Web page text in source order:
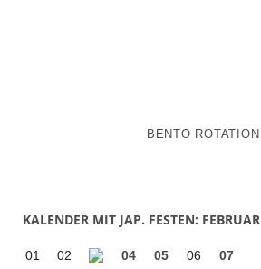
BENTO ROTATION
KALENDER MIT JAP. FESTEN: FEBRUAR
01 02 04 05 06
07